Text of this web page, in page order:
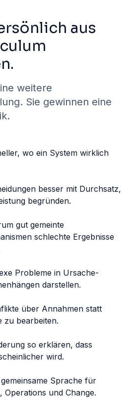
aus
weitere
Sie gewinnen eine
wo ein System wirklich
besser mit Durchsatz,
begründen.
gut gemeinte
schlechte Ergebnisse
Probleme in Ursache-
darstellen.
über Annahmen statt
zu bearbeiten.
so erklären, dass
wird.
Sprache für
Operations und Change.